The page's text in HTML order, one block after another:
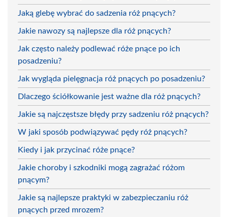
Jaką glebę wybrać do sadzenia róż pnących?
Jakie nawozy są najlepsze dla róż pnących?
Jak często należy podlewać róże pnące po ich
posadzeniu?
Jak wygląda pielęgnacja róż pnących po posadzeniu?
Dlaczego ściółkowanie jest ważne dla róż pnących?
Jakie są najczęstsze błędy przy sadzeniu róż pnących?
W jaki sposób podwiązywać pędy róż pnących?
Kiedy i jak przycinać róże pnące?
Jakie choroby i szkodniki mogą zagrażać różom
pnącym?
Jakie są najlepsze praktyki w zabezpieczaniu róż
pnących przed mrozem?